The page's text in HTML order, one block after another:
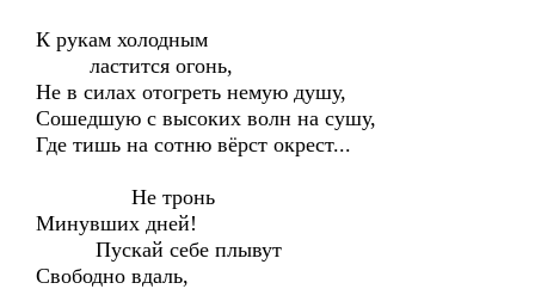
К рукам холодным
ластится огонь,
Не в силах отогреть немую душу,
Сошедшую с высоких волн на сушу,
Где тишь на сотню вёрст окрест...
Не тронь
Минувших дней!
Пускай себе плывут
Свободно вдаль,